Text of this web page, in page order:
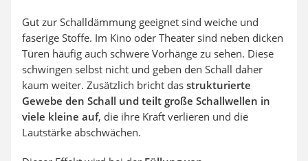
Gut zur Schalldämmung geeignet sind weiche und
faserige Stoffe. Im Kino oder Theater sind neben dicken
Türen häufig auch schwere Vorhänge zu sehen. Diese
schwingen selbst nicht und geben den Schall daher
kaum weiter. Zusätzlich bricht das strukturierte
Gewebe den Schall und teilt große Schallwellen in
viele kleine auf, die ihre Kraft verlieren und die
Lautstärke abschwächen.